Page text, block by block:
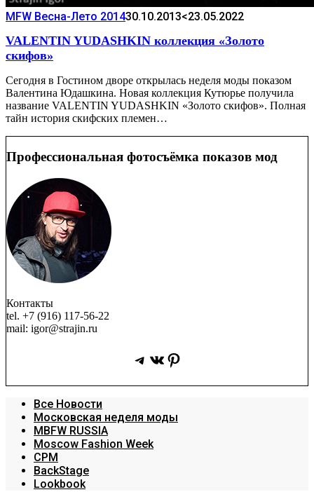
MFW Весна-Лето 201430.10.2013<23.05.2022
VALENTIN YUDASHKIN коллекция «Золото
скифов»
Сегодня в Гостином дворе открылась неделя моды показом
Валентина Юдашкина. Новая коллекция Кутюрье получила
название VALENTIN YUDASHKIN «Золото скифов». Полная
тайн история скифских племен…
Профессиональная фотосъёмка показов мод
Контакты
tel. +7 (916) 117-56-22
mail: igor@strajin.ru
Telegram
ВКонтакте
Pinterest
Все Новости
Московская неделя моды
MBFW RUSSIA
Moscow Fashion Week
CPM
BackStage
Lookbook